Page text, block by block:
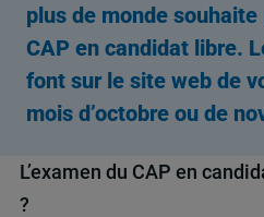
plus de monde
CAP en candidat libre.
font sur le site web de
mois d’octobre ou de
L’examen du CAP en
?